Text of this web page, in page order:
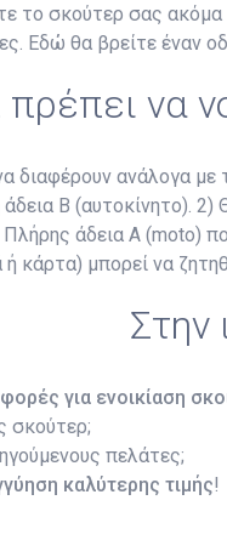
το σκούτερ σας
Εδώ θα βρείτε έναν
πρέπει να
ανάλογα με
B (αυτοκίνητο).
άδεια A (moto)
κάρτα) μπορεί να
Στην
για ενοικίαση
σκούτερ;
πελάτες;
καλύτερης τιμής!